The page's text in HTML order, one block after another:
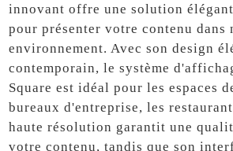
innovant offre une solution
pour présenter votre contenu dans
environnement. Avec son design
contemporain, le système
Square est idéal pour les espaces
bureaux d'entreprise, les
haute résolution garantit une
votre contenu, tandis que son